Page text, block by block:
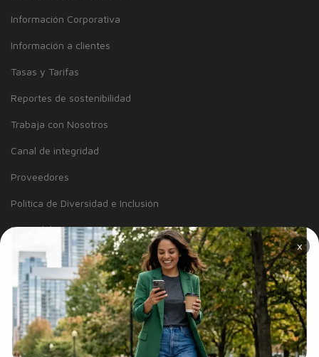
×
Información Corporativa
Información a clientes
Tasas y Tarifas
Reportes de sostenibilidad
Trabaja con Nosotros
Canal de integridad
Proveedores
Política de Diversidad e Inclusión
Mapa del sitio
Términos y Condiciones
Información Legal
Tarjeta de Crédito
Cuenta de Ahorros